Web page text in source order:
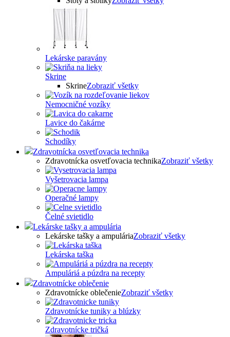
Lekárske paravány
Skrine
SkrineZobraziť všetky
Nemocničné vozíky
Lavice do čakárne
Schodíky
Zdravotnícka osvetľovacia technika
Zdravotnícka osvetľovacia technikaZobraziť všetky
Vyšetrovacia lampa
Operačné lampy
Čelné svietidlo
Lekárske tašky a ampulária
Lekárske tašky a ampuláriaZobraziť všetky
Lekárska taška
Ampuláriá a púzdra na recepty
Zdravotnícke oblečenie
Zdravotnícke oblečenieZobraziť všetky
Zdravotnícke tuniky a blúzky
Zdravotnícke tričká